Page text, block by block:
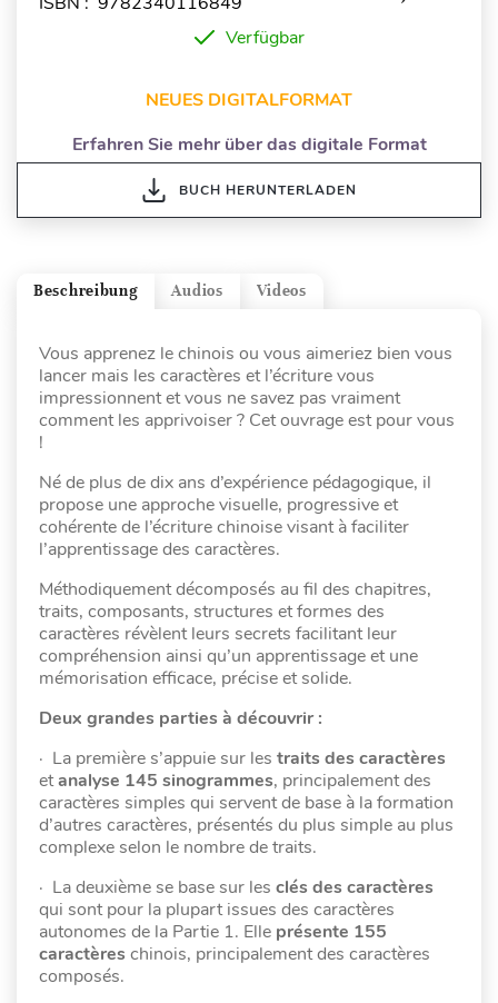
Verfügbar
NEUES DIGITALFORMAT
Erfahren Sie mehr über das digitale Format
BUCH HERUNTERLADEN
Videos
Audios
Beschreibung
Vous apprenez le chinois ou vous aimeriez bien vous
lancer mais les caractères et l’écriture vous
impressionnent et vous ne savez pas vraiment
comment les apprivoiser ? Cet ouvrage est pour vous
!
Né de plus de dix ans d’expérience pédagogique, il
propose une approche visuelle, progressive et
cohérente de l’écriture chinoise visant à faciliter
l’apprentissage des caractères.
Méthodiquement décomposés au fil des chapitres,
traits, composants, structures et formes des
caractères révèlent leurs secrets facilitant leur
compréhension ainsi qu’un apprentissage et une
mémorisation efficace, précise et solide.
Deux grandes parties à découvrir :
· La première s’appuie sur les traits des caractères
etanalyse 145 sinogrammes, principalement des
caractères simples qui servent de base à la formation
d’autres caractères, présentés du plus simple au plus
complexe selon le nombre de traits.
· La deuxième se base sur les clés des caractères
qui sont pour la plupart issues des caractères
autonomes de la Partie 1. Elle présente 155
caractères chinois, principalement des caractères
composés.